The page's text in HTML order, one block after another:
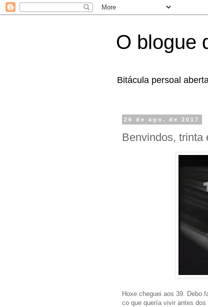
O blogue
Bitácula persoal
26 de ago. de 2017
Benvindos, trinta
Hoxe cheguei aos 39. Debo
co que quería vivir antes dos